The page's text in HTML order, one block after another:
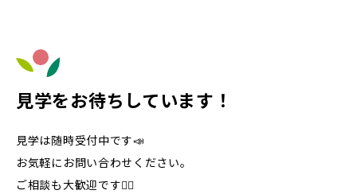
見学をお待ちしています！
見学は随時受付中です📣
お気軽にお問い合わせください。
ご相談も大歓迎です🙋‍♀️